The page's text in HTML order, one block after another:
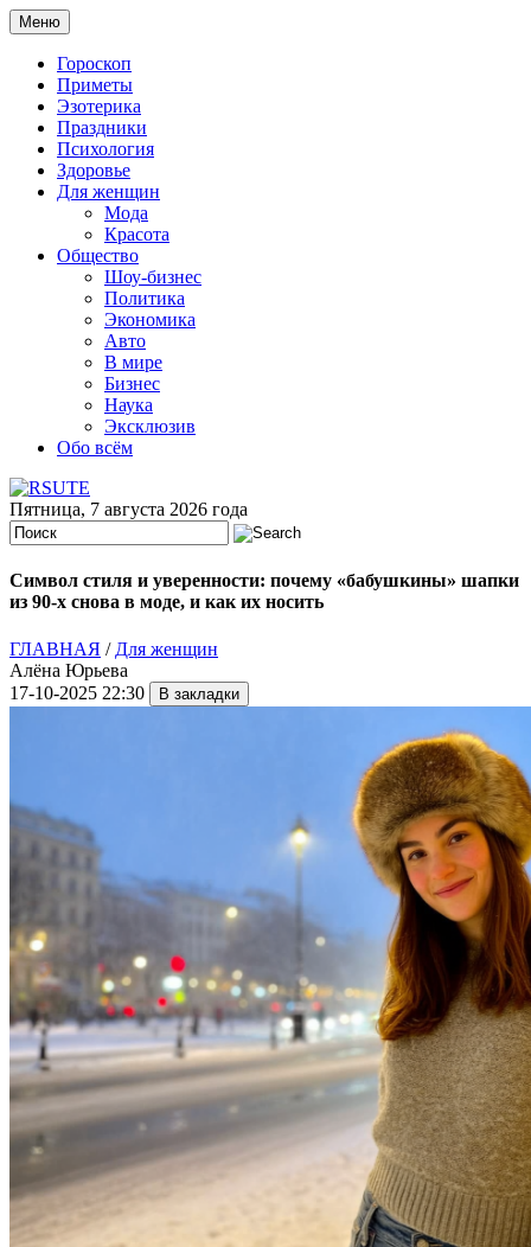
Меню
Гороскоп
Приметы
Эзотерика
Праздники
Психология
Здоровье
Для женщин
Мода
Красота
Общество
Шоу-бизнес
Политика
Экономика
Авто
В мире
Бизнес
Наука
Эксклюзив
Обо всём
Пятница, 7 августа 2026 года
Символ стиля и уверенности: почему «бабушкины» шапки
из 90-х снова в моде, и как их носить
ГЛАВНАЯ / Для женщин
Алёна Юрьева
17-10-2025 22:30